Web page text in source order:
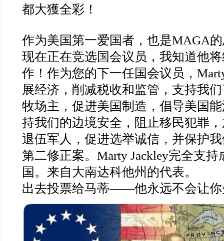
都大獲全彩！
作为美国第一爱国者，也是MAGA
现在正在竞选国会议员，我知道他
作！作为您的下一任国会议员，
展经济，削减税收和监管，支持我
牧场主，促进美国制造，倡导美国
持我们的边境安全，阻止移民犯罪
退伍军人，促进选举诚信，并保护
第二修正案。Marty Jackley完全支
国。来自大南达科他州的代表。
出去投票给马蒂——他永远不会让你